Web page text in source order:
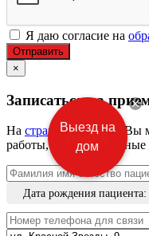
Я даю согласие на
Отправить
×
Записаться на
На страницах врачей
Вы
работы, выбрать
Дата рождения пациента:
Выезд на
дом